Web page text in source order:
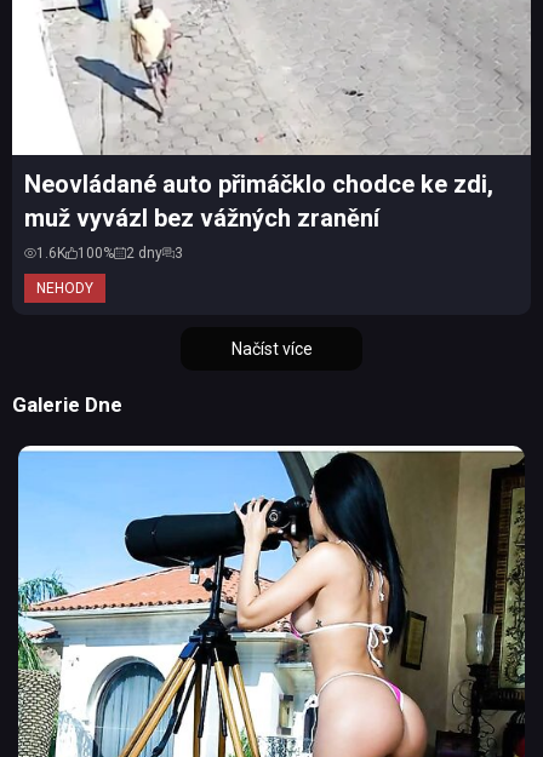
NEHODY
Neovládané auto přimáčklo chodce ke zdi,
muž vyvázl bez vážných zranění
1.6K 100% 2 dny 3
Načíst více
Galerie Dne